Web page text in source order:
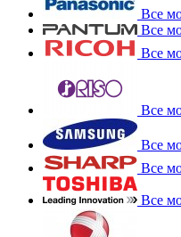
Все
Все
Все
Все
Все
Все
Все